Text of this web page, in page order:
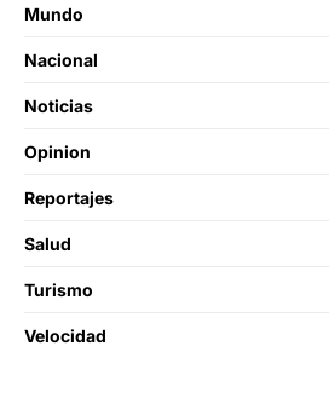
Mundo
Nacional
Noticias
Opinion
Reportajes
Salud
Turismo
Velocidad